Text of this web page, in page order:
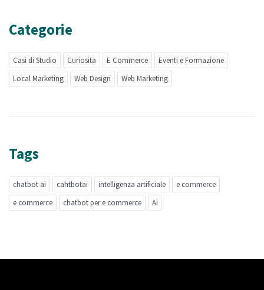
Categorie
Casi di Studio Curiosita E Commerce
Eventi e Formazione
Local Marketing
Web Design Web Marketing
Tags
chatbot ai cahtbotai intelligenza artificiale
e commerce
e commerce
chatbot per e commerce Ai